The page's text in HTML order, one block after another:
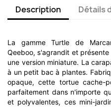
Description Détails
La gamme Turtle de
Qeeboo, s'agrandit et
une version miniature. La
à un petit bac à plantes.
opaque, cette tortue cache-
parfaitement dans n'importe
et polyvalentes, ces mini-